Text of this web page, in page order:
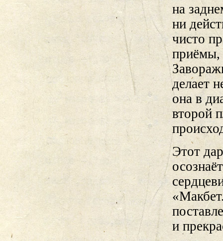
на
ни
чисто
приёмы,
делает
она в
второй
Этот
и